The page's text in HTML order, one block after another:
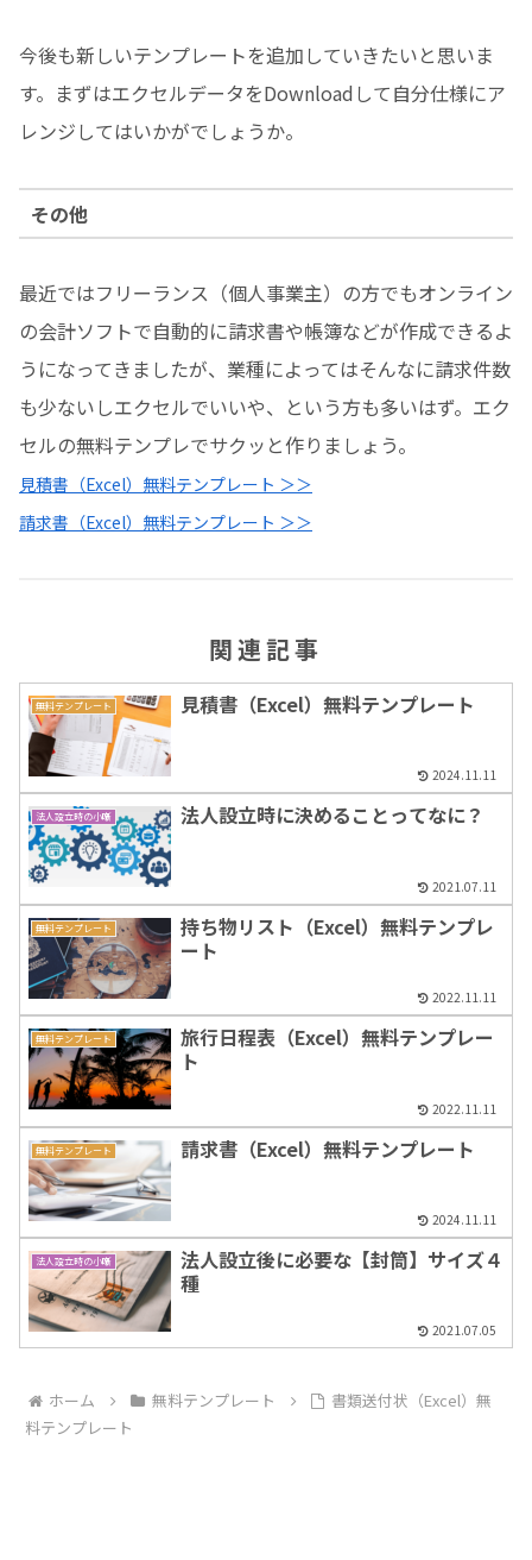
今後も新しいテンプレートを追加していきたいと思いま
す。まずはエクセルデータをDownloadして自分仕様にア
レンジしてはいかがでしょうか。
その他
最近ではフリーランス（個人事業主）の方でもオンライン
の会計ソフトで自動的に請求書や帳簿などが作成できるよ
うになってきましたが、業種によってはそんなに請求件数
も少ないしエクセルでいいや、という方も多いはず。エク
セルの無料テンプレでサクッと作りましょう。
見積書（Excel）無料テンプレート ＞＞
請求書（Excel）無料テンプレート ＞＞
関連記事
無料テンプレート 見積書（Excel）無料テンプレート
2024.11.11
法人設立時の小噺 法人設立時に決めることってなに？
2021.07.11
無料テンプレート
持ち物リスト（Excel）無料テンプレ
ート
2022.11.11
無料テンプレート
旅行日程表（Excel）無料テンプレー
ト
2022.11.11
無料テンプレート 請求書（Excel）無料テンプレート
2024.11.11
法人設立時の小噺
法人設立後に必要な【封筒】サイズ４
種
2021.07.05
ホーム 無料テンプレート
書類送付状（Excel）無
料テンプレート